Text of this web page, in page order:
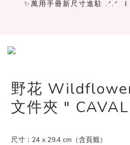
✨萬用手冊新尺寸進駐 .ᐟ.ᐟ
野花
文件夾 "
尺寸：24 x 29.4 cm（含頁籤）